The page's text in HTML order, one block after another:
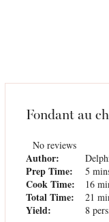
Fondant au
No reviews
Author:
Prep Time: 5
Cook Time: 16
Total Time: 21
Yield: 8